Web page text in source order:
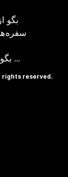
بگو
بگو ای یار بگو ، که دلم تنگ شده ...
rights reserved.